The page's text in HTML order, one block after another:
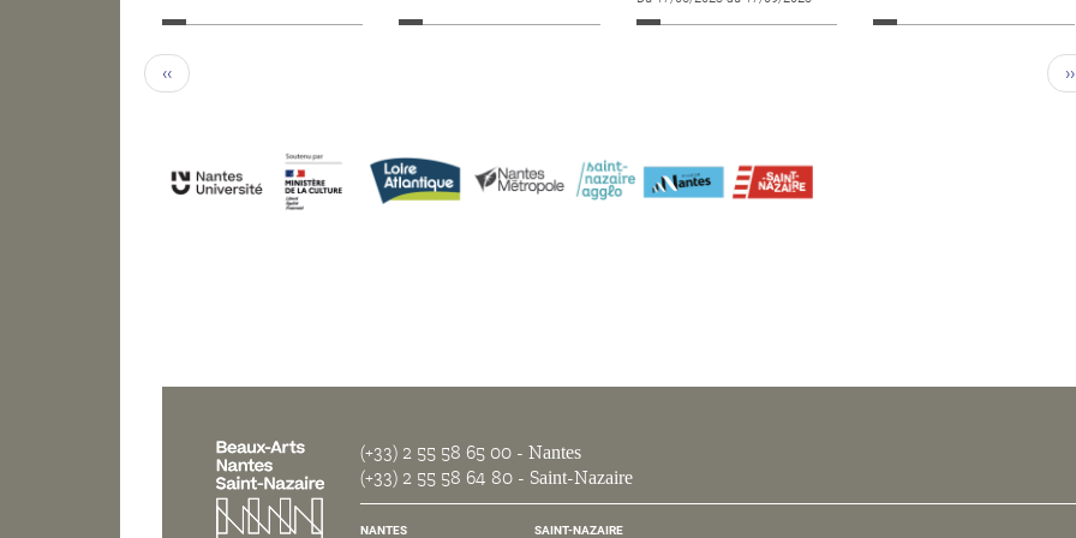
‹‹ ››
(+33) 2 55 58 65 00 - Nantes
(+33) 2 55 58 64 80 - Saint-Nazaire
NANTES SAINT-NAZAIRE